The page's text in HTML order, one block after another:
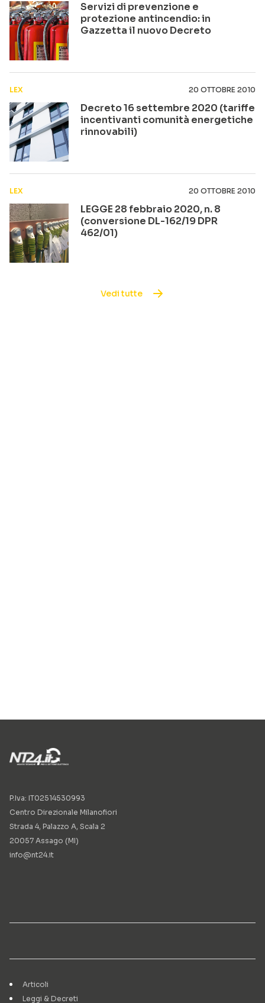
Servizi di prevenzione e
protezione antincendio: in
Gazzetta il nuovo Decreto
LEX 20 OTTOBRE 2010
Decreto 16 settembre 2020 (tariffe
incentivanti comunità energetiche
rinnovabili)
LEX 20 OTTOBRE 2010
LEGGE 28 febbraio 2020, n. 8
(conversione DL-162/19 DPR
462/01)
Vedi tutte
P.Iva: IT02514530993
Centro Direzionale Milanofiori
Strada 4, Palazzo A, Scala 2
20057 Assago (MI)
info@nt24.it
Articoli
Leggi & Decreti